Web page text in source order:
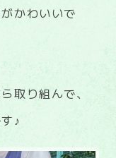
かわいいで
取り組んで、
♪